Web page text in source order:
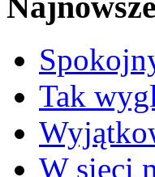
Tak
W sieci